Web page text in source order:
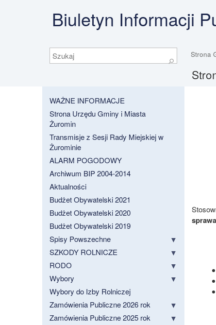
Biuletyn Informacji
Szukaj
⚲
Strona
WAŻNE INFORMACJE
Strona Urzędu Gminy i Miasta
Żuromin
Transmisje z Sesji Rady Miejskiej w
Żurominie
ALARM POGODOWY
Archiwum BIP 2004-2014
Aktualności
Budżet Obywatelski 2021
Budżet Obywatelski 2020
Budżet Obywatelski 2019
Spisy Powszechne
SZKODY ROLNICZE
RODO
Wybory
Wybory do Izby Rolniczej
Zamówienia Publiczne 2026 rok
Zamówienia Publiczne 2025 rok